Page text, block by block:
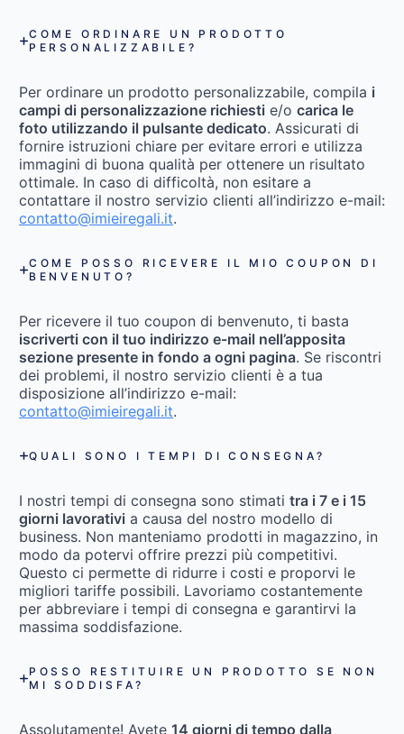
COME ORDINARE UN PRODOTTO
PERSONALIZZABILE?
Per ordinare un prodotto personalizzabile, compila i
campi di personalizzazione richiesti e/o carica le
foto utilizzando il pulsante dedicato. Assicurati di
fornire istruzioni chiare per evitare errori e utilizza
immagini di buona qualità per ottenere un risultato
ottimale. In caso di difficoltà, non esitare a
contattare il nostro servizio clienti all’indirizzo e-mail:
contatto@imieiregali.it.
COME POSSO RICEVERE IL MIO COUPON DI
BENVENUTO?
Per ricevere il tuo coupon di benvenuto, ti basta
iscriverti con il tuo indirizzo e-mail nell’apposita
sezione presente in fondo a ogni pagina. Se riscontri
dei problemi, il nostro servizio clienti è a tua
disposizione all’indirizzo e-mail:
contatto@imieiregali.it.
QUALI SONO I TEMPI DI CONSEGNA?
I nostri tempi di consegna sono stimati tra i 7 e i 15
giorni lavorativi a causa del nostro modello di
business. Non manteniamo prodotti in magazzino, in
modo da potervi offrire prezzi più competitivi.
Questo ci permette di ridurre i costi e proporvi le
migliori tariffe possibili. Lavoriamo costantemente
per abbreviare i tempi di consegna e garantirvi la
massima soddisfazione.
POSSO RESTITUIRE UN PRODOTTO SE NON
MI SODDISFA?
Assolutamente! Avete 14 giorni di tempo dalla